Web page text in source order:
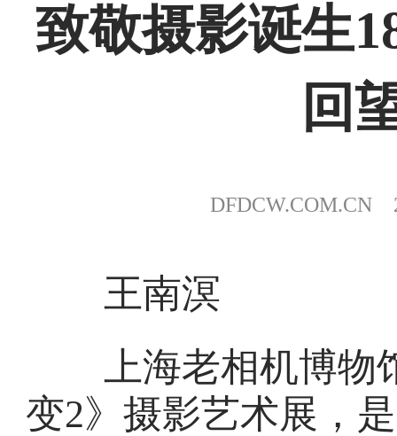
致敬摄影诞生
回
DFDCW.COM.CN
王南溟
上海老相机博物
变2》摄影艺术展，